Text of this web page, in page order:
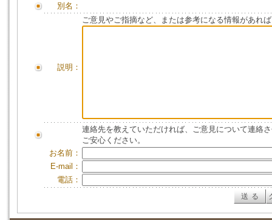
別名：
説明：
ご意見やご指摘など、または参考になる情報があれ
連絡先を教えていただければ、ご意見について連絡
ご安心ください。
お名前：
E-mail：
電話：